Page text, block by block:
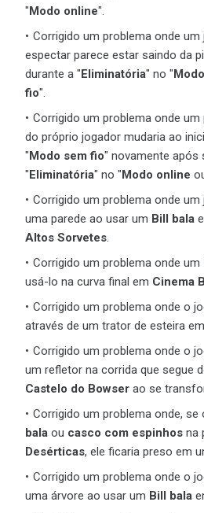
"Modo online".
Corrigido um problema onde
espectar parece estar saindo da
durante a "Eliminatória" no "
fio".
Corrigido um problema onde
do próprio jogador mudaria ao
"Modo sem fio" novamente após
"Eliminatória" no "Modo online
Corrigido um problema onde
uma parede ao usar um Bill bala
Altos Sorvetes.
Corrigido um problema onde um
usá-lo na curva final em Cinema
Corrigido um problema onde o
através de um trator de esteira em
Corrigido um problema onde o
um refletor na corrida que segue
Castelo do Bowser ao se
Corrigido um problema onde,
bala ou casco com espinhos na
Desérticas, ele ficaria preso em
Corrigido um problema onde o
uma árvore ao usar um Bill bala